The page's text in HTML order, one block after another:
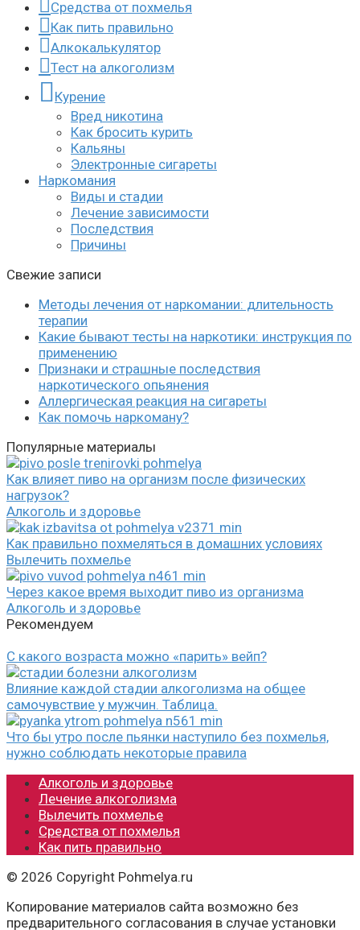
Средства от похмелья
Как пить правильно
Алкокалькулятор
Тест на алкоголизм
Курение
Вред никотина
Как бросить курить
Кальяны
Электронные сигареты
Наркомания
Виды и стадии
Лечение зависимости
Последствия
Причины
Свежие записи
Методы лечения от наркомании: длительность
терапии
Какие бывают тесты на наркотики: инструкция по
применению
Признаки и страшные последствия
наркотического опьянения
Аллергическая реакция на сигареты
Как помочь наркоману?
Популярные материалы
Как влияет пиво на организм после физических
нагрузок?
Алкоголь и здоровье
Как правильно похмеляться в домашних условиях
Вылечить похмелье
Через какое время выходит пиво из организма
Алкоголь и здоровье
Рекомендуем
С какого возраста можно «парить» вейп?
Влияние каждой стадии алкоголизма на общее
самочувствие у мужчин. Таблица.
Что бы утро после пьянки наступило без похмелья,
нужно соблюдать некоторые правила
Алкоголь и здоровье
Лечение алкоголизма
Вылечить похмелье
Средства от похмелья
Как пить правильно
© 2026 Copyright Pohmelya.ru
Копирование материалов сайта возможно без
предварительного согласования в случае установки